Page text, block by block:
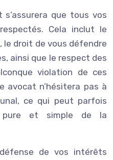
s’assurera que tous vos
Cela inclut le
le droit de vous défendre
ainsi que le respect des
violation de ces
n’hésitera pas à
ce qui peut parfois
pure et simple de la
de vos intérêts